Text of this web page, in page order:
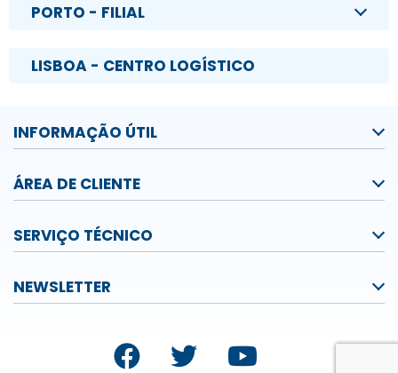
PORTO - FILIAL
LISBOA - CENTRO LOGÍSTICO
INFORMAÇÃO ÚTIL
ÁREA DE CLIENTE
SERVIÇO TÉCNICO
NEWSLETTER